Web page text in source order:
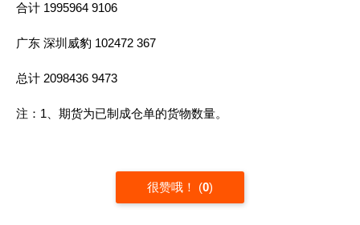
合计 1995964 9106
广东 深圳威豹 102472 367
总计 2098436 9473
注：1、期货为已制成仓单的货物数量。
很赞哦！ (0)